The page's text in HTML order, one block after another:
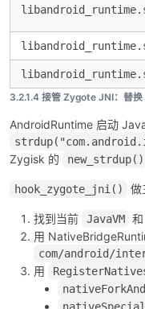
3.2.1.4 接管 Zygote JNI：替
AndroidRuntime 启动
Zygisk 的
new_strdup()
hook_zygote_jni() 做
找到当前 JavaVM 和
用
com/android/
用